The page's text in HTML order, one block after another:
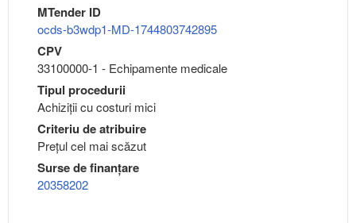
MTender ID
ocds-b3wdp1-MD-1744803742895
CPV
33100000-1 - Echipamente medicale
Tipul procedurii
Achiziții cu costuri mici
Criteriu de atribuire
Preţul cel mai scăzut
Surse de finanțare
20358202